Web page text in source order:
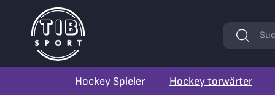
Hockey Spieler Hockey torwärter